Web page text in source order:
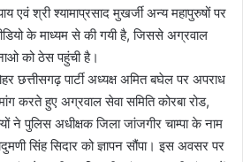
एवं श्री श्यामाप्रसाद मुखर्जी अन्य महापुरुषों पर
के माध्यम से की गयी है, जिससे अग्रवाल
को ठेस पहुंची है।
छत्तीसगढ़ पार्टी अध्यक्ष अमित बघेल पर अपराध
करते हुए अग्रवाल सेवा समिति कोरबा रोड,
ने पुलिस अधीक्षक जिला जांजगीर चाम्पा के नाम
सिंह सिदार को ज्ञापन सौंपा। इस अवसर पर